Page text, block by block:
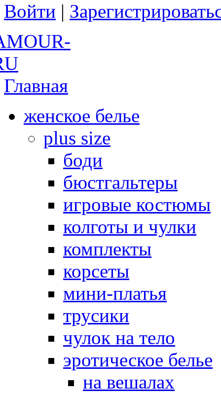
Войти |
Главная
женское белье
plus size
боди
бюстгальтеры
игровые костюмы
колготы и чулки
комплекты
корсеты
мини-платья
трусики
чулок на тело
эротическое белье
на вешалах